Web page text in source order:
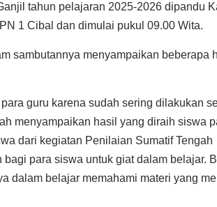
tahun pelajaran 2025-2026 dipandu
1 Cibal dan dimulai pukul 09.00 Wita.
sambutannya menyampaikan beberapa
guru karena sudah sering dilakukan
menyampaikan hasil yang diraih siswa
dari kegiatan Penilaian Sumatif Tengah
para siswa untuk giat dalam belajar.
dalam belajar memahami materi yang